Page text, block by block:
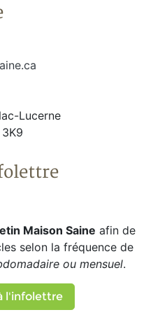
Lucerne
Maison Saine afin de
selon la fréquence de
ou mensuel.
l'infolettre